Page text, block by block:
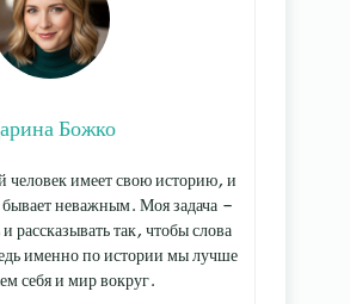
Божко
имеет свою историю, и
неважным. Моя задача —
рассказывать так, чтобы слова
именно по истории мы лучше
себя и мир вокруг.